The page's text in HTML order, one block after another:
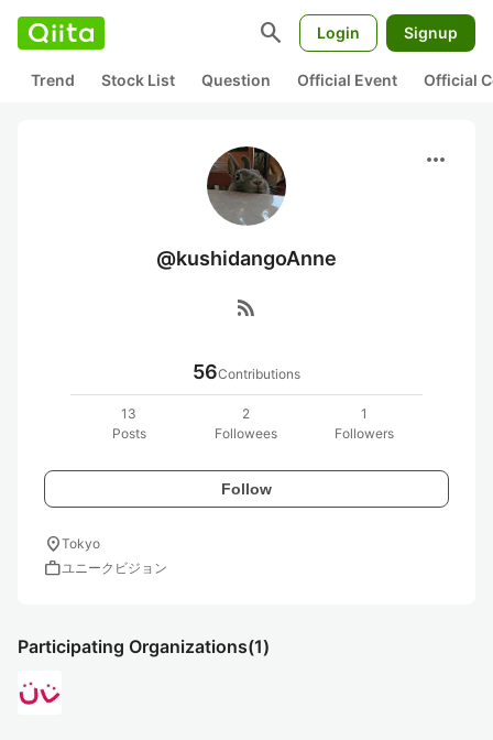
search Login Signup
Trend Stock List Question Official Event Official
more_horiz
@kushidangoAnne
rss_feed
56Contributions
13
Posts
2
Followees
1
Followers
Follow
location_onTokyo
workユニークビジョン
Participating Organizations(1)